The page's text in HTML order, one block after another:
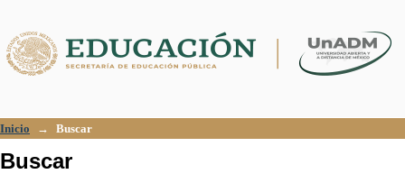
Inicio → Buscar
Buscar